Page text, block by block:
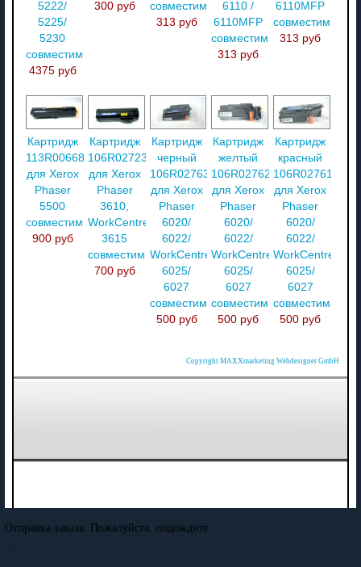
5222/
5225/
5230
совместимый
4375 руб
300 руб
совместимый
313 руб
6110 /
6110MFP
совместимый
313 руб
6110MFP
совместимый
313 руб
Картридж
113R00668
для Xerox
Phaser
5500
совместимый
900 руб
Картридж
106R02723
для Xerox
Phaser
3610,
WorkCentre
3615
совместимый
700 руб
Картридж
черный
106R02763
для Xerox
Phaser
6020/
6022/
WorkCentre
6025/
6027
совместимый
500 руб
Картридж
желтый
106R02762
для Xerox
Phaser
6020/
6022/
WorkCentre
6025/
6027
совместимый
500 руб
Картридж
красный
106R02761
для Xerox
Phaser
6020/
6022/
WorkCentre
6025/
6027
совместимый
500 руб
Copyright MAXXmarketing Webdesigner GmbH
Отправка заказа. Пожалуйста, подождите
...